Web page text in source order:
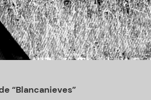
“Blancanieves”